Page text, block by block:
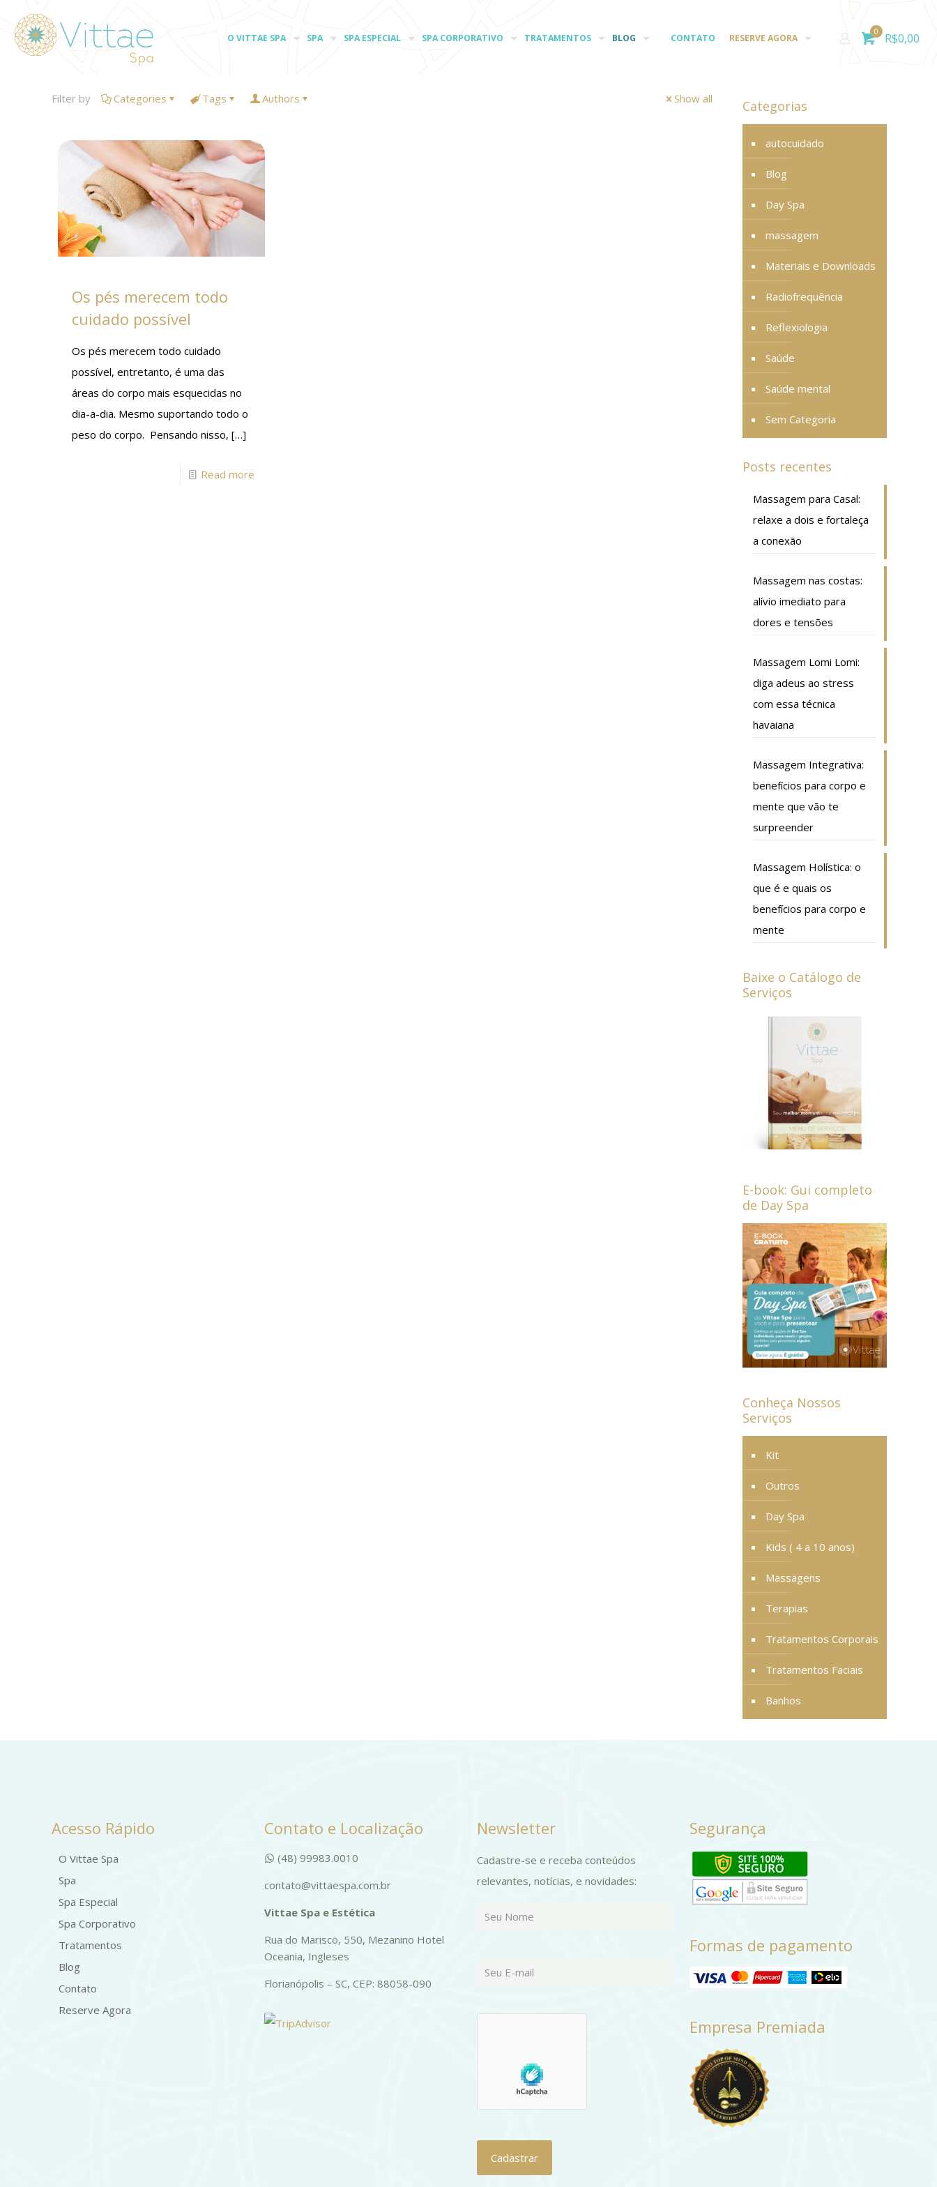
O VITTAE SPA SPA SPA ESPECIAL SPA CORPORATIVO TRATAMENTOS BLOG CONTATO RESERVE AGORA
0 R$0,00
Filter by Categories Tags Authors Show all
Os pés merecem todo
cuidado possível
Os pés merecem todo cuidado
possível, entretanto, é uma das
áreas do corpo mais esquecidas no
dia-a-dia. Mesmo suportando todo o
peso do corpo. Pensando nisso, […]
Read more
Categorias
autocuidado
Blog
Day Spa
massagem
Materiais e Downloads
Radiofrequência
Reflexiologia
Saúde
Saúde mental
Sem Categoria
Posts recentes
Massagem para Casal:
relaxe a dois e fortaleça
a conexão
Massagem nas costas:
alívio imediato para
dores e tensões
Massagem Lomi Lomi:
diga adeus ao stress
com essa técnica
havaiana
Massagem Integrativa:
benefícios para corpo e
mente que vão te
surpreender
Massagem Holística: o
que é e quais os
benefícios para corpo e
mente
Baixe o Catálogo de
Serviços
E-book: Gui completo
de Day Spa
Conheça Nossos
Serviços
Kit
Outros
Day Spa
Kids ( 4 a 10 anos)
Massagens
Terapias
Tratamentos Corporais
Tratamentos Faciais
Banhos
Acesso Rápido
O Vittae Spa
Spa
Spa Especial
Spa Corporativo
Tratamentos
Blog
Contato
Reserve Agora
Contato e Localização
(48) 99983.0010
contato@vittaespa.com.br
Vittae Spa e Estética
Rua do Marisco, 550, Mezanino Hotel
Oceania, Ingleses
Florianópolis – SC, CEP: 88058-090
Newsletter
Cadastre-se e receba conteúdos
relevantes, notícias, e novidades:
Segurança
Formas de pagamento
Empresa Premiada